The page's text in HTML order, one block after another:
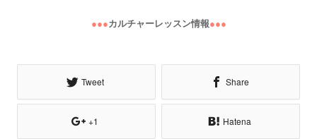
●●●カルチャーレッスン情報●●●
Tweet Share
+1 Hatena